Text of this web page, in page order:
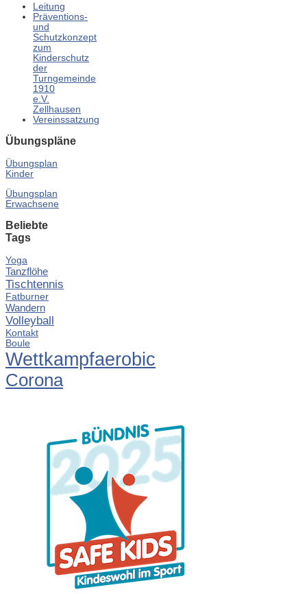
Leitung
Präventions-
und
Schutzkonzept
zum
Kinderschutz
der
Turngemeinde
1910
e.V.
Zellhausen
Vereinssatzung
Übungspläne
Übungsplan
Kinder
Übungsplan
Erwachsene
Beliebte
Tags
Yoga
Tanzflöhe
Tischtennis
Fatburner
Wandern
Volleyball
Kontakt
Boule
Wettkampfaerobic
Corona